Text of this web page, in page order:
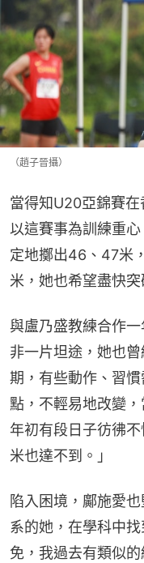
（趙子晉攝）
當得知U20亞錦賽
以這賽事為訓練重
定地擲出46、47米
米，她也希望盡快突
與盧乃盛教練合作
非一片坦途，她也
期，有些動作、習
點，不輕易地改變
年初有段日子彷彿
米也達不到。」
陷入困境，鄺施愛
系的她，在學科中
免，我過去有類似